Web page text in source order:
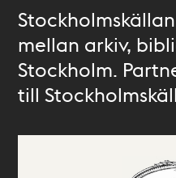
mellan arkiv,
Stockholm.
till